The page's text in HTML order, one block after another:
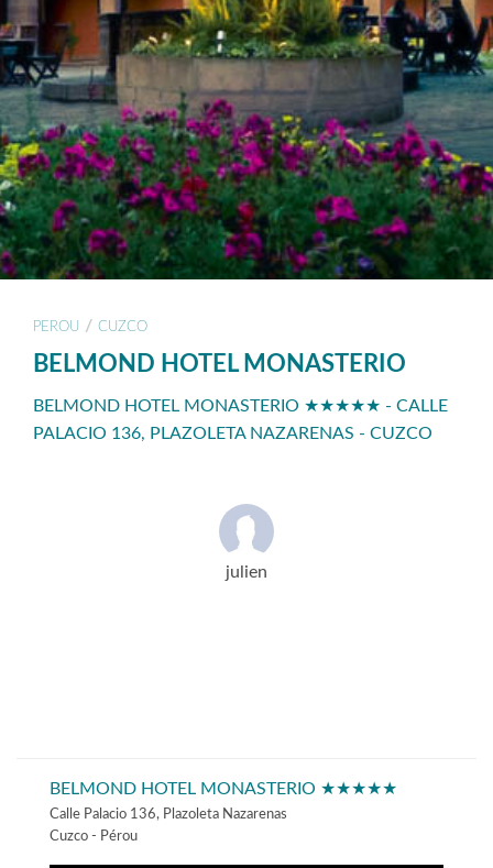
PEROU / CUZCO
BELMOND HOTEL MONASTERIO
BELMOND HOTEL MONASTERIO ★★★★★ - CALLE
PALACIO 136, PLAZOLETA NAZARENAS - CUZCO
julien
BELMOND HOTEL MONASTERIO ★★★★★
Calle Palacio 136, Plazoleta Nazarenas
Cuzco - Pérou